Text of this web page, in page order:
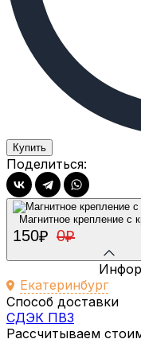
Купить
Поделиться:
Магнитное крепление с
150₽ 0₽
Екатеринбург
Способ доставки
СДЭК ПВЗ
Рассчитываем